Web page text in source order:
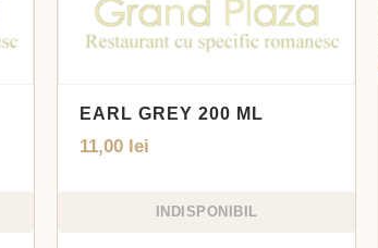
EARL GREY 200 ML
11,00 lei
INDISPONIBIL